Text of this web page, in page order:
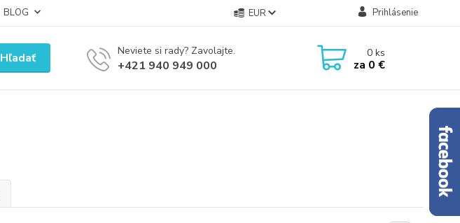
BLOG EUR Prihlásenie
Hľadať Neviete si rady? Zavolajte.
+421 940 949 000
0ks
za 0 €